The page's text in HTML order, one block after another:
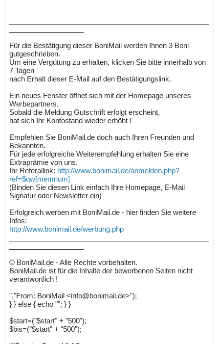
Für die Bestätigung dieser BoniMail werden Ihnen 3 Boni
gutgeschrieben.
Um eine Vergütung zu erhalten, klicken Sie bitte innerhalb von
7 Tagen
nach Erhalt dieser E-Mail auf den Bestätigungslink.
Ein neues Fenster öffnet sich mit der Homepage unseres
Werbepartners.
Sobald die Meldung Gutschrift erfolgt erscheint,
hat sich Ihr Kontostand wieder erhöht !
Empfehlen Sie BoniMail.de doch auch Ihren Freunden und
Bekannten.
Für jede erfolgreiche Weiterempfehlung erhalten Sie eine
Extraprämie von uns.
Ihr Referallink: http://www.bonimail.de/anmelden.php?
ref=$qw[memnum]
(Binden Sie diesen Link einfach Ihre Homepage, E-Mail
Signatur oder Newsletter ein)
Erfolgreich werben mit BoniMail.de - hier finden Sie weitere
Infos:
http://www.bonimail.de/werbung.php
© BoniMail.de - Alle Rechte vorbehalten.
BoniMail.de ist für die Inhalte der beworbenen Seiten nicht
verantwortlich !
","From: BoniMail <info@bonimail.de>");
} } else { echo ""; } }
$start=("$start" + "500");
$bis=("$start" + "500");